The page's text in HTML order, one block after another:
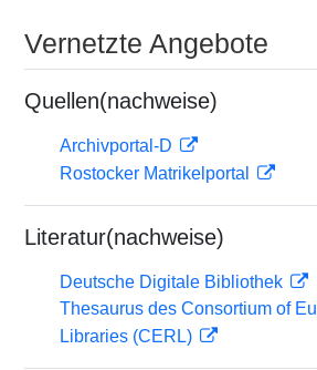
Vernetzte Angebote
Quellen(nachweise)
Archivportal-D
Rostocker Matrikelportal
Literatur(nachweise)
Deutsche Digitale Bibliothek
Thesaurus des Consortium of
Libraries (CERL)